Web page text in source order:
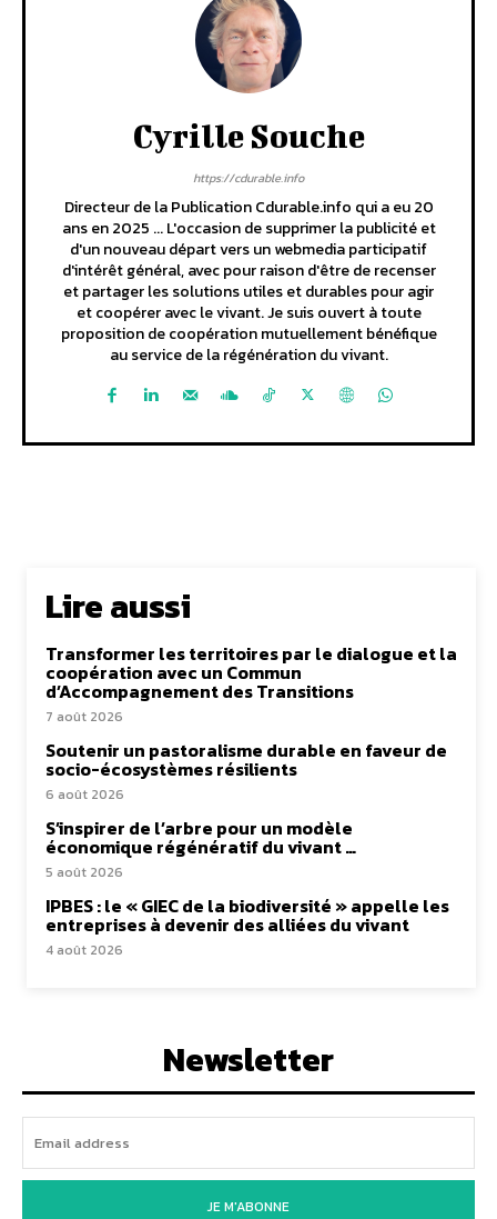
Cyrille Souche
https://cdurable.info
Directeur de la Publication Cdurable.info qui a eu 20
ans en 2025 ... L'occasion de supprimer la publicité et
d'un nouveau départ vers un webmedia participatif
d'intérêt général, avec pour raison d'être de recenser
et partager les solutions utiles et durables pour agir
et coopérer avec le vivant. Je suis ouvert à toute
proposition de coopération mutuellement bénéfique
au service de la régénération du vivant.
Lire aussi
Transformer les territoires par le dialogue et la
coopération avec un Commun
d’Accompagnement des Transitions
7 août 2026
Soutenir un pastoralisme durable en faveur de
socio-écosystèmes résilients
6 août 2026
S’inspirer de l’arbre pour un modèle
économique régénératif du vivant …
5 août 2026
IPBES : le « GIEC de la biodiversité » appelle les
entreprises à devenir des alliées du vivant
4 août 2026
Newsletter
JE M'ABONNE